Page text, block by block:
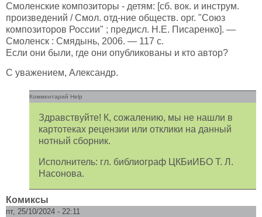
Смоленские композиторы - детям: [сб. вок. и инструм.
произведений / Смол. отд-ние обществ. орг. "Союз
композиторов России" ; предисл. Н.Е. Писаренко]. —
Смоленск : Смядынь, 2006. — 117 с.
Если они были, где они опубликованы и кто автор?
С уважением, Александр.
Комментарий Help
Здравствуйте! К, сожалению, мы не нашли в
картотеках рецензии или отклики на данный
нотный сборник.
Исполнитель: гл. библиограф ЦКБиИБО Т. Л.
Насонова.
Комиксы
пт, 25/10/2024 - 22:11